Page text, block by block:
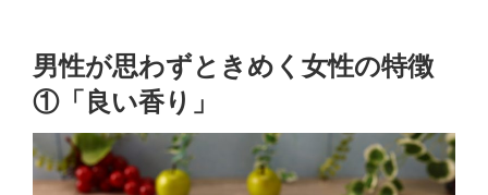
男性が思わずときめく女性の特徴
①「良い香り」